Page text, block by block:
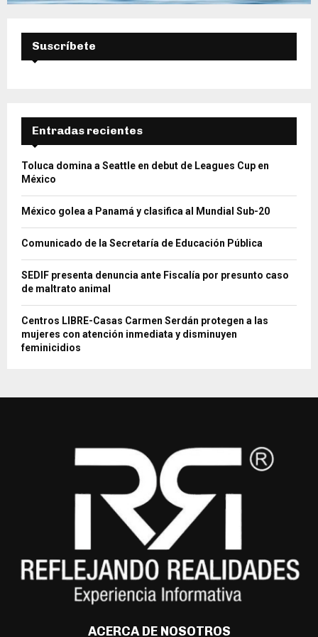
Suscríbete
Entradas recientes
Toluca domina a Seattle en debut de Leagues Cup en
México
México golea a Panamá y clasifica al Mundial Sub-20
Comunicado de la Secretaría de Educación Pública
SEDIF presenta denuncia ante Fiscalía por presunto caso
de maltrato animal
Centros LIBRE-Casas Carmen Serdán protegen a las
mujeres con atención inmediata y disminuyen
feminicidios
ACERCA DE NOSOTROS